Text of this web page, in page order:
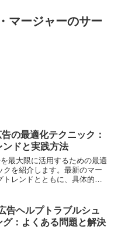
マージャーのサー
の最適化テクニック：
ンドと実践方法
最大限に活用するための最適
クを紹介します。最新のマー
トレンドとともに、具体的な
告ヘルプトラブルシュ
グ：よくある問題と解決